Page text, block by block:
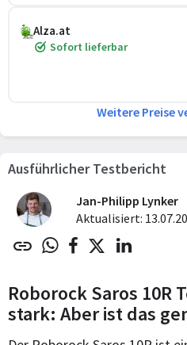
Alza.at
Sofort lieferbar
Weitere Preise
Ausführlicher Testbericht
Jan-Philipp Lynker
Aktualisiert:
Roborock Saros 10R
stark: Aber ist das